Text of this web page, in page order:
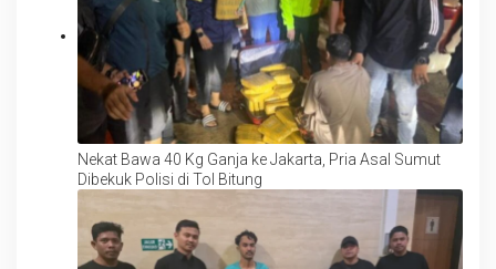
Nekat Bawa 40 Kg Ganja ke Jakarta, Pria Asal Sumut
Dibekuk Polisi di Tol Bitung